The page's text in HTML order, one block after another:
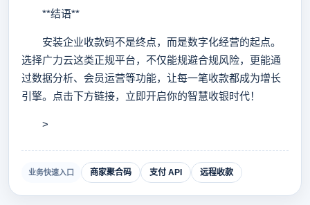
**结语**
安装企业收款码不是终点，而是数字化经营的起点。
选择广力云这类正规平台，不仅能规避合规风险，更能通
过数据分析、会员运营等功能，让每一笔收款都成为增长
引擎。点击下方链接，立即开启你的智慧收银时代！
>
业务快速入口 商家聚合码 支付 API 远程收款